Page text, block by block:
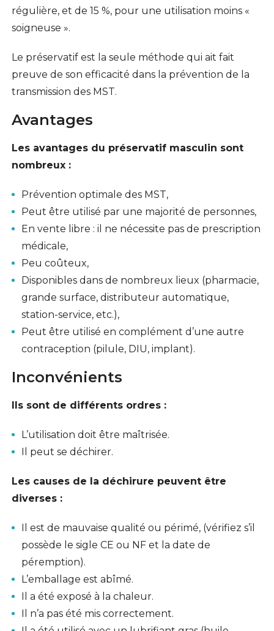
régulière, et de 15 %, pour une utilisation moins «
soigneuse ».
Le préservatif est la seule méthode qui ait fait
preuve de son efficacité dans la prévention de la
transmission des MST.
Avantages
Les avantages du préservatif masculin sont
nombreux :
Prévention optimale des MST,
Peut être utilisé par une majorité de personnes,
En vente libre : il ne nécessite pas de prescription
médicale,
Peu coûteux,
Disponibles dans de nombreux lieux (pharmacie,
grande surface, distributeur automatique,
station-service, etc.),
Peut être utilisé en complément d’une autre
contraception (pilule, DIU, implant).
Inconvénients
Ils sont de différents ordres :
L’utilisation doit être maîtrisée.
Il peut se déchirer.
Les causes de la déchirure peuvent être
diverses :
Il est de mauvaise qualité ou périmé, (vérifiez s’il
possède le sigle CE ou NF et la date de
péremption).
L’emballage est abîmé.
Il a été exposé à la chaleur.
Il n’a pas été mis correctement.